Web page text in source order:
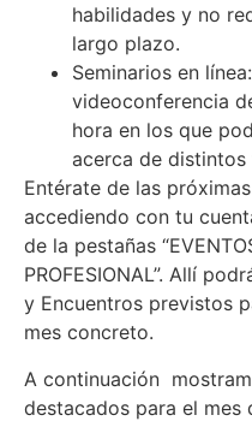
habilidades y no
largo plazo.
Seminarios en
videoconferencia
hora en los que
acerca de distintos
Entérate de las
accediendo con tu
de la pestañas
PROFESIONAL”. Allí
y Encuentros previstos
mes concreto.
A continuación
destacados para el mes